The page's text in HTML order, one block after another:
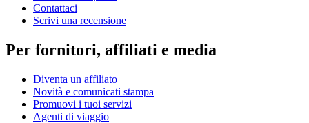
Contattaci
Scrivi una recensione
Per fornitori, affiliati e media
Diventa un affiliato
Novità e comunicati stampa
Promuovi i tuoi servizi
Agenti di viaggio